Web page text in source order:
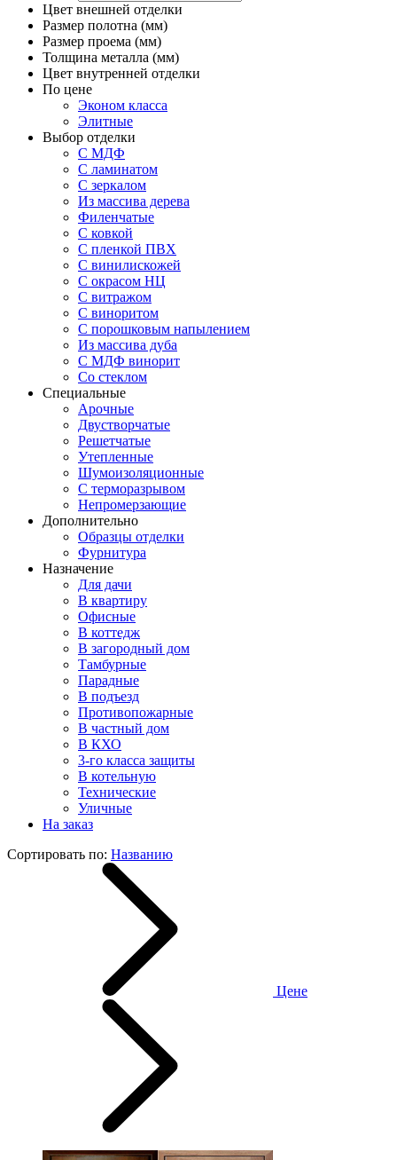
Цвет внешней отделки
Размер полотна (мм)
Размер проема (мм)
Толщина металла (мм)
Цвет внутренней отделки
По цене
Эконом класса
Элитные
Выбор отделки
С МДФ
С ламинатом
С зеркалом
Из массива дерева
Филенчатые
С ковкой
С пленкой ПВХ
С винилискожей
С окрасом НЦ
С витражом
С виноритом
С порошковым напылением
Из массива дуба
С МДФ винорит
Со стеклом
Специальные
Арочные
Двустворчатые
Решетчатые
Утепленные
Шумоизоляционные
С терморазрывом
Непромерзающие
Дополнительно
Образцы отделки
Фурнитура
Назначение
Для дачи
В квартиру
Офисные
В коттедж
В загородный дом
Тамбурные
Парадные
В подъезд
Противопожарные
В частный дом
В КХО
3-го класса защиты
В котельную
Технические
Уличные
На заказ
Сортировать по: Названию
Цене